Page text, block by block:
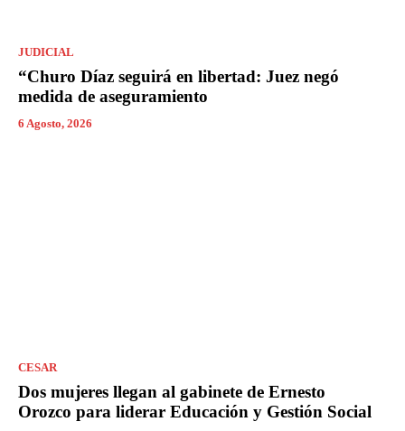
JUDICIAL
“Churo Díaz seguirá en libertad: Juez negó
medida de aseguramiento
6 Agosto, 2026
CESAR
Dos mujeres llegan al gabinete de Ernesto
Orozco para liderar Educación y Gestión Social